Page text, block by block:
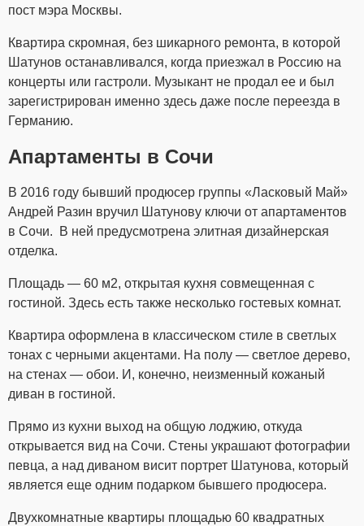
пост мэра Москвы.
Квартира скромная, без шикарного ремонта, в которой
Шатунов останавливался, когда приезжал в Россию на
концерты или гастроли. Музыкант не продал ее и был
зарегистрирован именно здесь даже после переезда в
Германию.
Апартаменты в Сочи
В 2016 году бывший продюсер группы «Ласковый Май»
Андрей Разин вручил Шатунову ключи от апартаментов
в Сочи. В ней предусмотрена элитная дизайнерская
отделка.
Площадь — 60 м2, открытая кухня совмещенная с
гостиной. Здесь есть также несколько гостевых комнат.
Квартира оформлена в классическом стиле в светлых
тонах с черными акцентами. На полу — светлое дерево,
на стенах — обои. И, конечно, неизменный кожаный
диван в гостиной.
Прямо из кухни выход на общую лоджию, откуда
открывается вид на Сочи. Стены украшают фотографии
певца, а над диваном висит портрет Шатунова, который
является еще одним подарком бывшего продюсера.
Двухкомнатные квартиры площадью 60 квадратных